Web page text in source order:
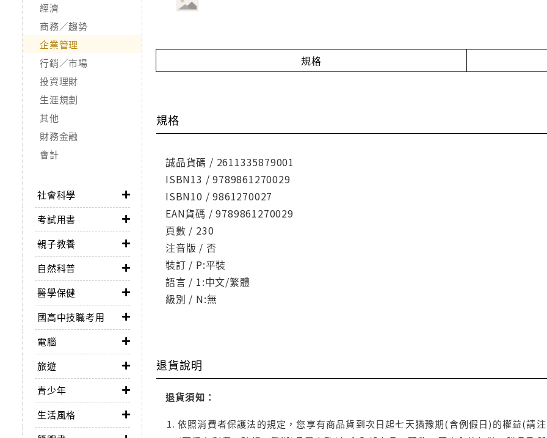
經濟
商務／趨勢
企業管理
行銷／市場
投資理財
生涯規劃
其他
財務金融
會計
社會科學
考試用書
親子教養
自然科普
醫學保健
國高中技職考用
電腦
旅遊
青少年
生活風格
規格
規格
誠品貨碼 / 2611335879001
ISBN13 / 9789861270029
ISBN10 / 9861270027
EAN貨碼 / 9789861270029
頁數 / 230
注音版 / 否
裝訂 / P:平裝
語言 / 1:中文/繁體
級別 / N:無
退貨說明
退貨須知：
依照消費者保護法的規定，您享有商品貨到次日起七天猶豫期(含例假日)的權益(請